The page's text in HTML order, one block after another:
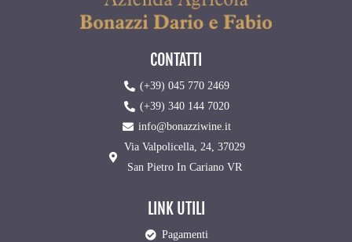
CONTATTI
(+39) 045 770 2469
(+39) 340 144 7020
info@bonazziwine.it
Via Valpolicella, 24, 37029
San Pietro In Cariano VR
LINK UTILI
Pagamenti